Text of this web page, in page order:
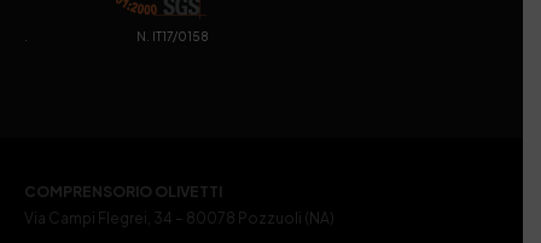
. N. IT17/0158
COMPRENSORIO OLIVETTI
Via Campi Flegrei, 34 – 80078 Pozzuoli (NA)